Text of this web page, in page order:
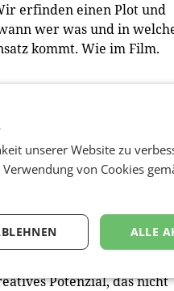
erfinden einen Plot und
wer was und in
kommt. Wie im Film.
eine Art
besonders geeignet?
nur Teil einer großen
Staffeln geben, und
müsste Ihrer
in der jetzigen Phase zu
Potenzial, das nicht
unserer Website zu
von Cookies
ALLE